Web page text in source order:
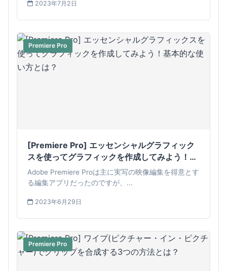
2023年7月2日
Premiere Pro
[Premiere Pro] エッセンシャルグラフィック
スを使ってグラフィックを作成してみよう！基
本的な使い方とは？
Adobe Premiere Proは主に実写の映像編集を得意とす
る編集アプリだったのですが、...
2023年6月29日
Premiere Pro